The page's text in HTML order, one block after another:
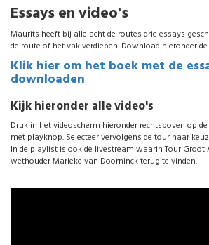
Essays en video's
Maurits heeft bij alle acht de routes drie essays
de route of het vak verdiepen. Download hieronder
Klik hier om het boek met de
downloaden
Kijk hieronder alle video's
Druk in het videoscherm hieronder rechtsboven op
met playknop. Selecteer vervolgens de tour naar
In de playlist is ook de livestream waarin Tour Groot
wethouder Marieke van Doorninck terug te vinden.